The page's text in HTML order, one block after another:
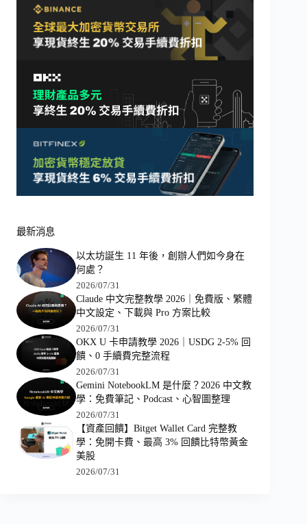
最新消息
以太坊誕生 11 年後，創辦人們如今身在
何處？
2026/07/31
Claude 中文完整教學 2026｜免費版、繁體
中文設定、下載與 Pro 方案比較
2026/07/31
OKX U 卡申請教學 2026｜USDG 2-5% 回
饋、0 手續費完整流程
2026/07/31
Gemini NotebookLM 是什麼？2026 中文教
學：免費筆記、Podcast、心智圖整理
2026/07/31
【資產回饋】Bitget Wallet Card 完整教
學：免開卡費、最高 3% 回饋比特幣黃金
美股
2026/07/31